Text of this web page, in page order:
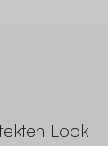
Look